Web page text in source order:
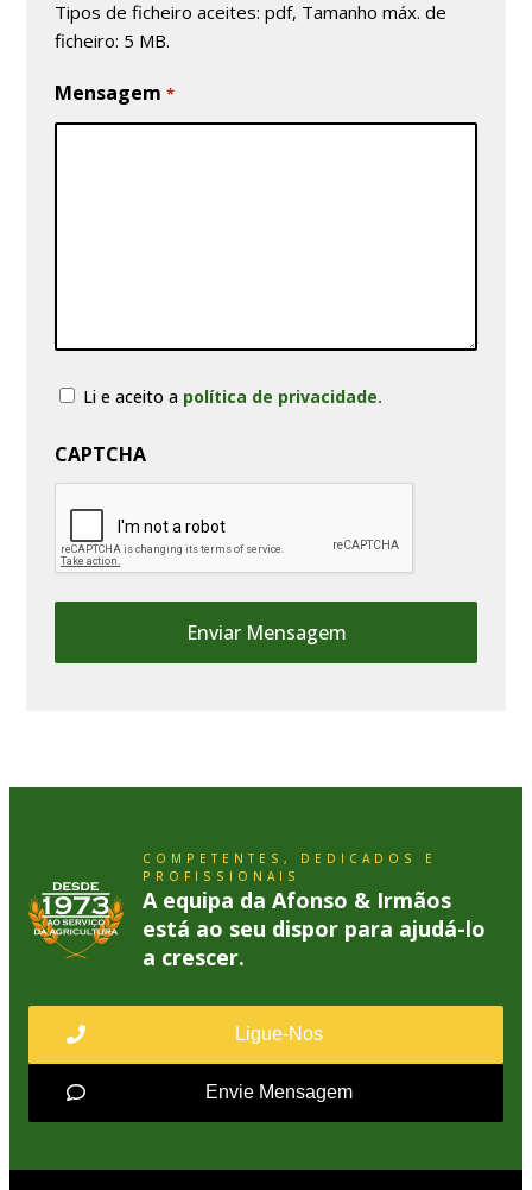
Tipos de ficheiro aceites: pdf, Tamanho máx. de
ficheiro: 5 MB.
Mensagem *
Consentimento
Li e aceito a política de privacidade.
CAPTCHA
COMPETENTES, DEDICADOS E
PROFISSIONAIS
A equipa da Afonso & Irmãos
está ao seu dispor para ajudá-lo
a crescer.
Ligue-Nos
Envie Mensagem